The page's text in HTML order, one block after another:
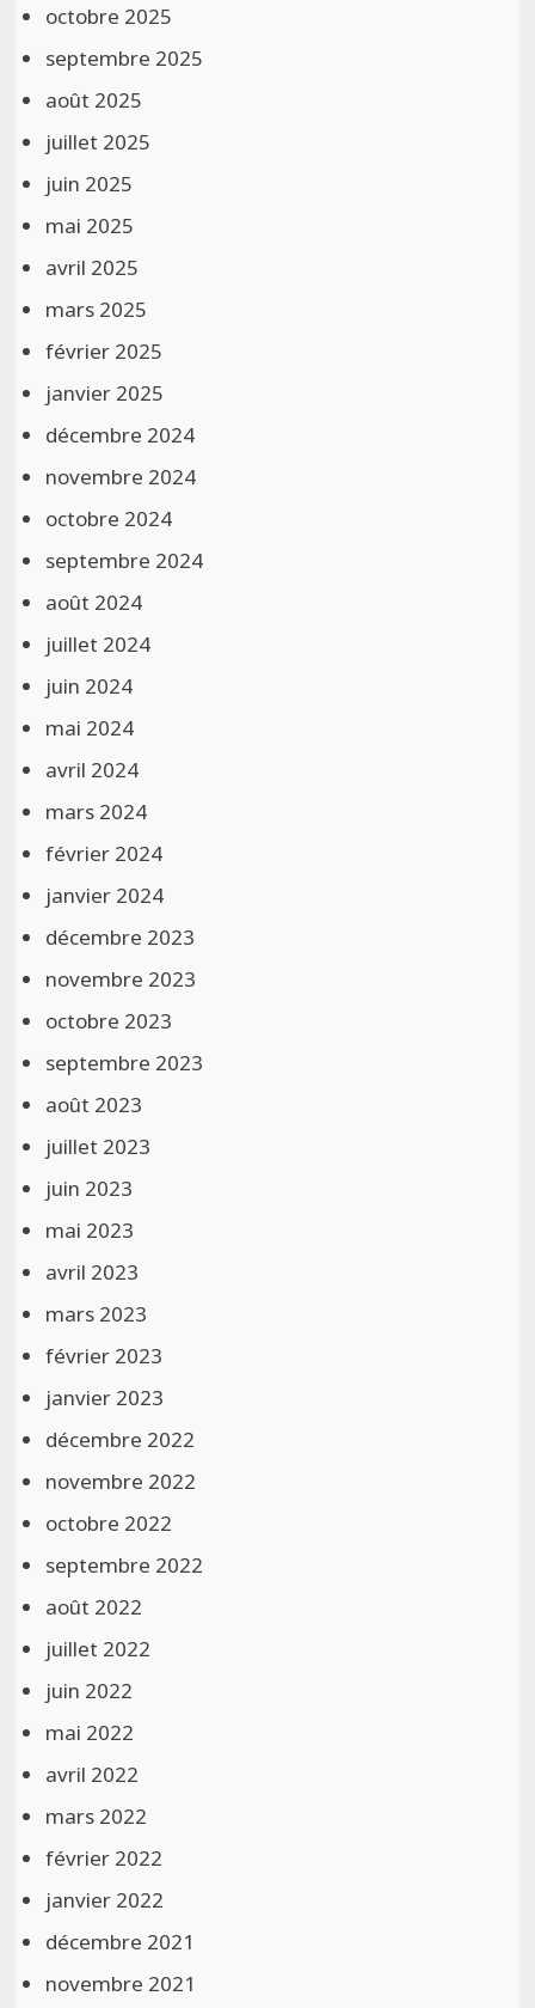
octobre 2025
septembre 2025
août 2025
juillet 2025
juin 2025
mai 2025
avril 2025
mars 2025
février 2025
janvier 2025
décembre 2024
novembre 2024
octobre 2024
septembre 2024
août 2024
juillet 2024
juin 2024
mai 2024
avril 2024
mars 2024
février 2024
janvier 2024
décembre 2023
novembre 2023
octobre 2023
septembre 2023
août 2023
juillet 2023
juin 2023
mai 2023
avril 2023
mars 2023
février 2023
janvier 2023
décembre 2022
novembre 2022
octobre 2022
septembre 2022
août 2022
juillet 2022
juin 2022
mai 2022
avril 2022
mars 2022
février 2022
janvier 2022
décembre 2021
novembre 2021